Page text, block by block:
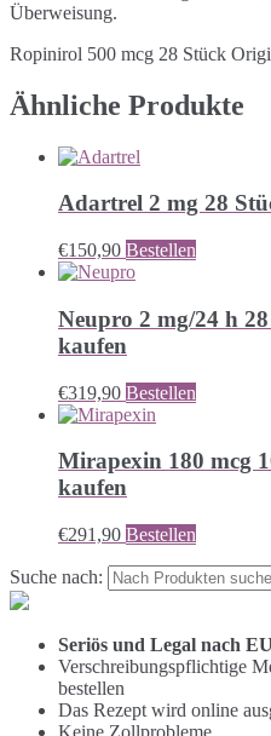
Überweisung.
Ropinirol 500 mcg 28 Stück
Ähnliche Produkte
Adartrel 2 mg 28
€150,90 Bestellen
Neupro 2 mg/24 h
kaufen
€319,90 Bestellen
Mirapexin 180 mcg
kaufen
€291,90 Bestellen
Suche nach:
Seriös und Legal nach
Verschreibungspflichtige
bestellen
Das Rezept wird online
Keine Zollprobleme